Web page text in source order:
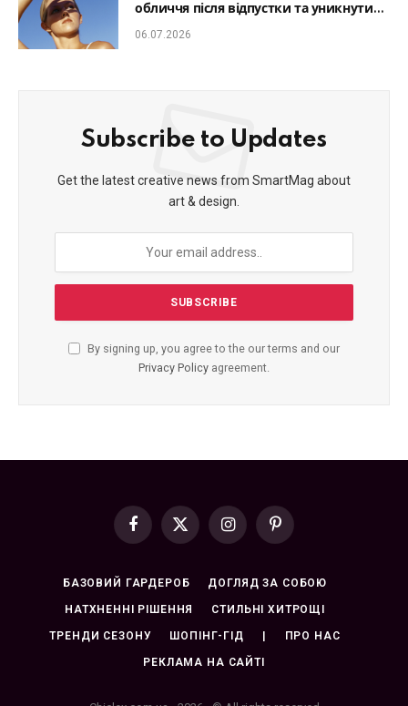
обличчя після відпустки та уникнути
фотостаріння
06.07.2026
Subscribe to Updates
Get the latest creative news from SmartMag about
art & design.
By signing up, you agree to the our terms and our
Privacy Policy agreement.
Facebook
X
InstagramPinterest
БАЗОВИЙ ГАРДЕРОБ ДОГЛЯД ЗА СОБОЮ
НАТХНЕННІ РІШЕННЯ СТИЛЬНІ ХИТРОЩІ
ТРЕНДИ СЕЗОНУ ШОПІНГ-ГІД | ПРО НАС
РЕКЛАМА НА САЙТІ